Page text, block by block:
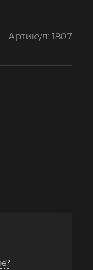
Артикул: 1807